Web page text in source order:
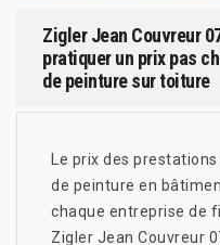
Zigler Jean Couvreur
pratiquer un prix pas
de peinture sur toiture
Le prix des
de peinture en
chaque entreprise de
Zigler Jean Couvreur